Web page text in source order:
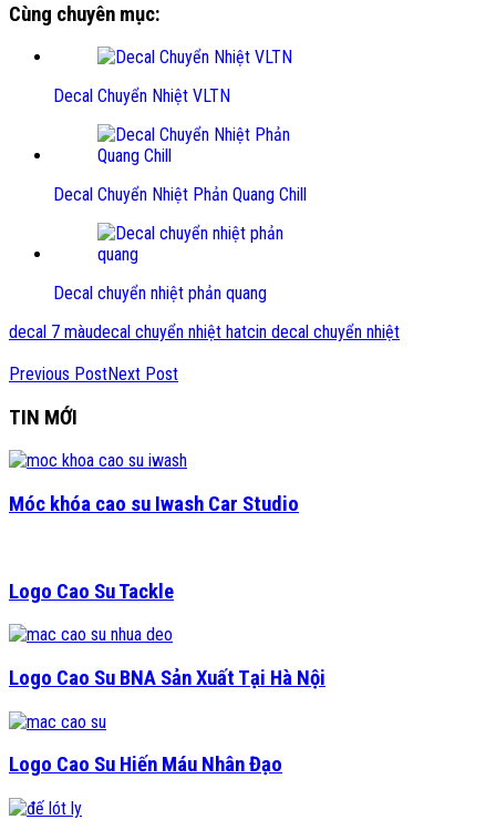
Cùng chuyên mục:
Decal Chuyển Nhiệt VLTN
Decal Chuyển Nhiệt Phản Quang Chill
Decal chuyển nhiệt phản quang
decal 7 màudecal chuyển nhiệt hatcin decal chuyển nhiệt
Previous PostNext Post
TIN MỚI
Móc khóa cao su Iwash Car Studio
Logo Cao Su Tackle
Logo Cao Su BNA Sản Xuất Tại Hà Nội
Logo Cao Su Hiến Máu Nhân Đạo